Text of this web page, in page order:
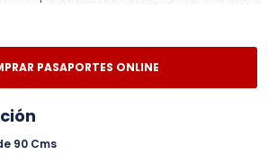
PASAPORTES ONLINE
90 Cms